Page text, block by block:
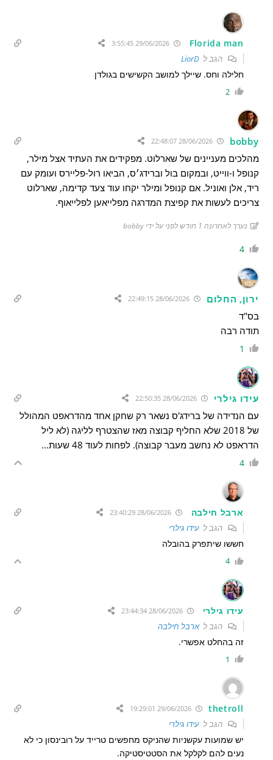
Florida man
29/06/2026 3:55:45
הגב לLiorD
חלילה וחס. שיילך למושב הקשישים בגולדן
2
bobby
מהלכים מעניינים של שארלוט. מפקידים את העתיד אצל מילר,
קנופל ו-ווייט, ובמקום בול וברידג׳ס, הביאו רול-פליירס ועומק עם
ריד, אלן ואוניל. אם קנופל ומילר יקחו עוד צעד קדימה, שארלוט
צריכים לעשות את קפיצת המדרגה מפלייאען לפלייאוף.
נערך לאחרונה 1 חודש לפני על ידי bobby
4
ירון, החלום 28/06/2026 22:49:15
בס"ד
תודה רבה
1
עידו גילרי 28/06/2026 22:50:35
עם הנדידה של ברידג'ס נשאר רק שחקן אחד מהדראפט המהולל
של 2018 שלא החליף קבוצה מאז שהצטרף לליגה (לא ליל
הדראפט לא נחשב מעבר קבוצה). לפחות לעוד 48 שעות…
4
ארבל חילבה 28/06/2026 23:40:29
הגב לעידו גילרי
חששו שיתפרק בהובלה
4
עידו גילרי 28/06/2026 23:44:34
הגב לארבל חילבה
זה בהחלט אפשרי.
1
thetroll
29/06/2026 19:29:01
הגב לעידו גילרי
יש שמועות עקשניות שהניקס מחפשים טרייד על רובינסון כי לא
נעים להם לקלקל את הסטטיסטיקה.